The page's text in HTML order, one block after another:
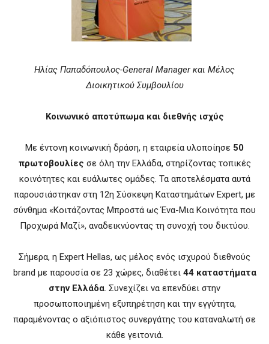
Ηλίας Παπαδόπουλος-General Manager και Μέλος
Διοικητικού Συμβουλίου
Κοινωνικό αποτύπωμα και διεθνής ισχύς
Με έντονη κοινωνική δράση, η εταιρεία υλοποίησε 50
πρωτοβουλίες σε όλη την Ελλάδα, στηρίζοντας τοπικές
κοινότητες και ευάλωτες ομάδες. Τα αποτελέσματα αυτά
παρουσιάστηκαν στη 12η Σύσκεψη Καταστημάτων Expert, με
σύνθημα «Κοιτάζοντας Μπροστά ως Ένα-Μια Κοινότητα που
Προχωρά Μαζί», αναδεικνύοντας τη συνοχή του δικτύου.
Σήμερα, η Expert Hellas, ως μέλος ενός ισχυρού διεθνούς
brand με παρουσία σε 23 χώρες, διαθέτει 44 καταστήματα
στην Ελλάδα. Συνεχίζει να επενδύει στην
προσωποποιημένη εξυπηρέτηση και την εγγύτητα,
παραμένοντας ο αξιόπιστος συνεργάτης του καταναλωτή σε
κάθε γειτονιά.